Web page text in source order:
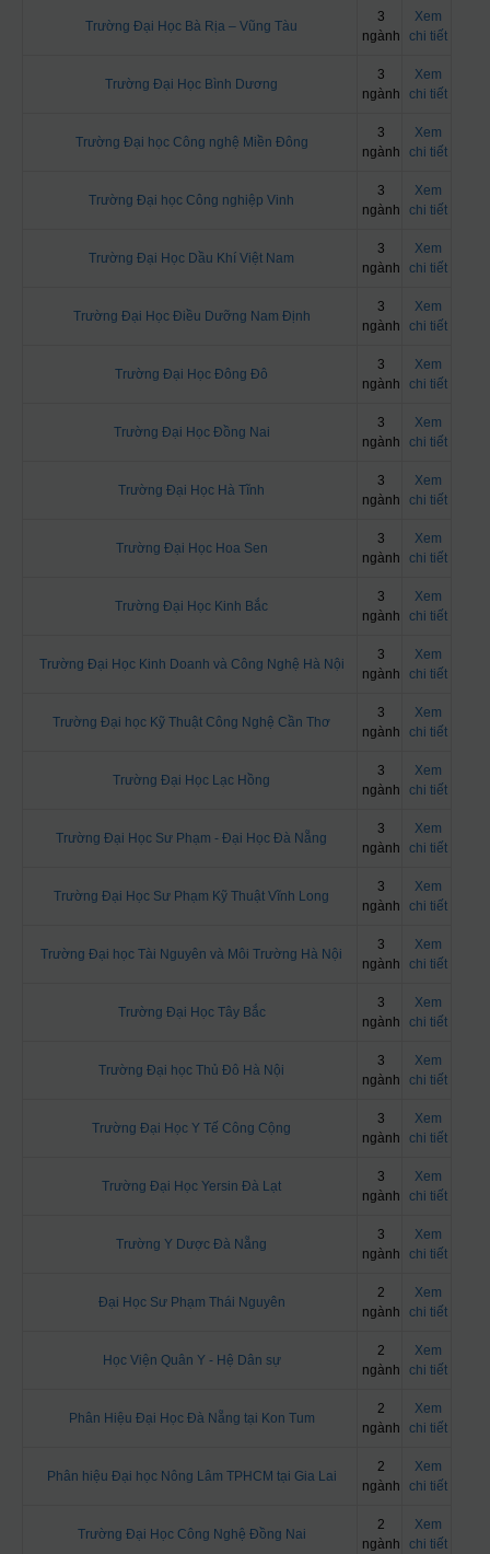
Trường Đại Học Bà Rịa – Vũng Tàu
3
ngành
Xem
chi tiết
Trường Đại Học Bình Dương
3
ngành
Xem
chi tiết
Trường Đại học Công nghệ Miền Đông
3
ngành
Xem
chi tiết
Trường Đại học Công nghiệp Vinh
3
ngành
Xem
chi tiết
Trường Đại Học Dầu Khí Việt Nam
3
ngành
Xem
chi tiết
Trường Đại Học Điều Dưỡng Nam Định
3
ngành
Xem
chi tiết
Trường Đại Học Đông Đô
3
ngành
Xem
chi tiết
Trường Đại Học Đồng Nai
3
ngành
Xem
chi tiết
Trường Đại Học Hà Tĩnh
3
ngành
Xem
chi tiết
Trường Đại Học Hoa Sen
3
ngành
Xem
chi tiết
Trường Đại Học Kinh Bắc
3
ngành
Xem
chi tiết
Trường Đại Học Kinh Doanh và Công Nghệ Hà Nội
3
ngành
Xem
chi tiết
Trường Đại học Kỹ Thuật Công Nghệ Cần Thơ
3
ngành
Xem
chi tiết
Trường Đại Học Lạc Hồng
3
ngành
Xem
chi tiết
Trường Đại Học Sư Phạm - Đại Học Đà Nẵng
3
ngành
Xem
chi tiết
Trường Đại Học Sư Phạm Kỹ Thuật Vĩnh Long
3
ngành
Xem
chi tiết
Trường Đại học Tài Nguyên và Môi Trường Hà Nội
3
ngành
Xem
chi tiết
Trường Đại Học Tây Bắc
3
ngành
Xem
chi tiết
Trường Đại học Thủ Đô Hà Nội
3
ngành
Xem
chi tiết
Trường Đại Học Y Tế Công Cộng
3
ngành
Xem
chi tiết
Trường Đại Học Yersin Đà Lạt
3
ngành
Xem
chi tiết
Trường Y Dược Đà Nẵng
3
ngành
Xem
chi tiết
Đại Học Sư Phạm Thái Nguyên
2
ngành
Xem
chi tiết
Học Viện Quân Y - Hệ Dân sự
2
ngành
Xem
chi tiết
Phân Hiệu Đại Học Đà Nẵng tại Kon Tum
2
ngành
Xem
chi tiết
Phân hiệu Đại học Nông Lâm TPHCM tại Gia Lai
2
ngành
Xem
chi tiết
Trường Đại Học Công Nghệ Đồng Nai
2
ngành
Xem
chi tiết